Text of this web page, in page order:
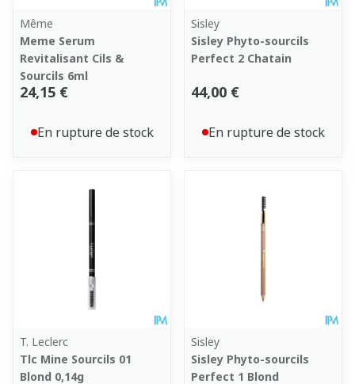
Même
Meme Serum
Revitalisant Cils &
Sourcils 6ml
24,15 €
En rupture de stock
Sisley
Sisley Phyto-sourcils
Perfect 2 Chatain
44,00 €
En rupture de stock
T. Leclerc
Tlc Mine Sourcils 01
Blond 0,14g
Sisley
Sisley Phyto-sourcils
Perfect 1 Blond